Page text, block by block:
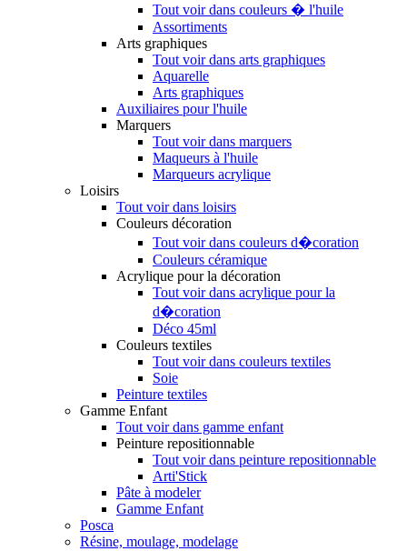
Tout voir dans couleurs � l'huile
Assortiments
Arts graphiques
Tout voir dans arts graphiques
Aquarelle
Arts graphiques
Auxiliaires pour l'huile
Marquers
Tout voir dans marquers
Maqueurs à l'huile
Marqueurs acrylique
Loisirs
Tout voir dans loisirs
Couleurs décoration
Tout voir dans couleurs d�coration
Couleurs céramique
Acrylique pour la décoration
Tout voir dans acrylique pour la
d�coration
Déco 45ml
Couleurs textiles
Tout voir dans couleurs textiles
Soie
Peinture textiles
Gamme Enfant
Tout voir dans gamme enfant
Peinture repositionnable
Tout voir dans peinture repositionnable
Arti'Stick
Pâte à modeler
Gamme Enfant
Posca
Résine, moulage, modelage